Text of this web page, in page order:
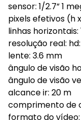
sensor: 1/2.7” 1
pixels efetivos (h
linhas horizontais:
resolução real:
lente: 3.6 mm
ângulo de visão
ângulo de visão
alcance ir: 20 m
comprimento de
formato do